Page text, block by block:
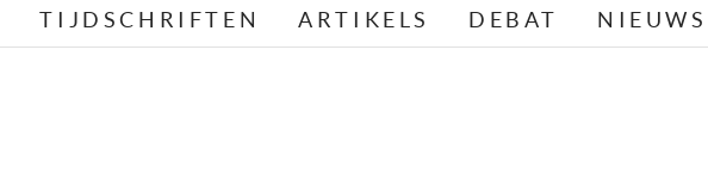
TIJDSCHRIFTEN ARTIKELS DEBAT NIEUWS